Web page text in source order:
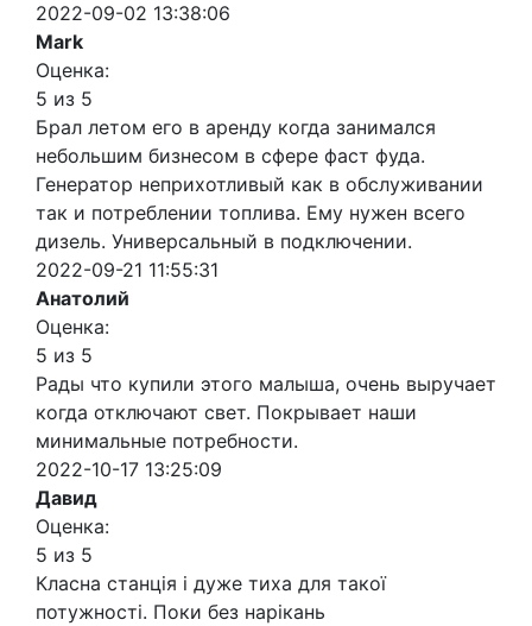
2022-09-02 13:38:06
Mark
Оценка:
5 из 5
Брал летом его в аренду когда занимался
небольшим бизнесом в сфере фаст фуда.
Генератор неприхотливый как в обслуживании
так и потреблении топлива. Ему нужен всего
дизель. Универсальный в подключении.
2022-09-21 11:55:31
Анатолий
Оценка:
5 из 5
Рады что купили этого малыша, очень выручает
когда отключают свет. Покрывает наши
минимальные потребности.
2022-10-17 13:25:09
Давид
Оценка:
5 из 5
Класна станція і дуже тиха для такої
потужності. Поки без нарікань